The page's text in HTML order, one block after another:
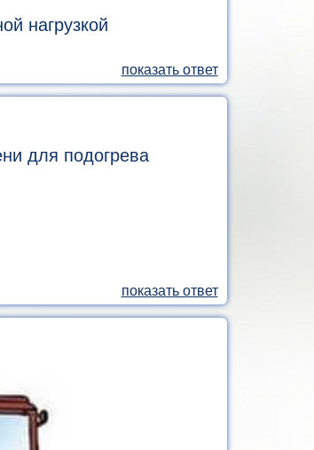
нагрузкой
для подогрева